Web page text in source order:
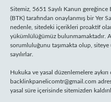
Sitemiz, 5651 Sayılı Kanun
(BTK) tarafından onaylanmış bir Yer
nedenle, sitedeki içerikleri proaktif
yükümlülüğümüz bulunmamaktadır.
sorumluluğunu taşımakta olup,
sayılırlar.
Hukuka ve yasal düzenlemelere
backlinkpanelicomtr@gmail.com
yasal süre içerisinde sitemizden